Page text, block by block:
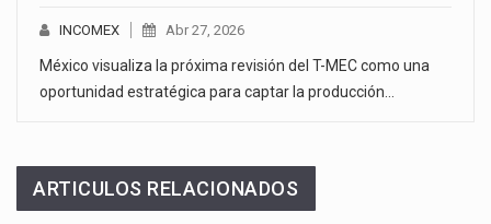
INCOMEX Abr 27, 2026
México visualiza la próxima revisión del T-MEC como una
oportunidad estratégica para captar la producción…
ARTICULOS RELACIONADOS